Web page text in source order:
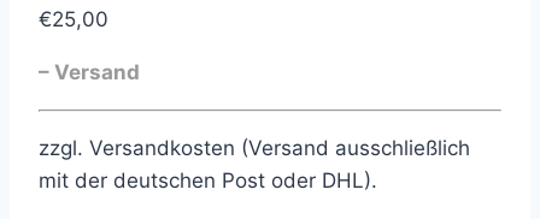
€25,00
– Versand
zzgl. Versandkosten (Versand ausschließlich
mit der deutschen Post oder DHL).